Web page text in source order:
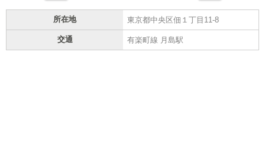
所在地 東京都中央区佃１丁目11-8
交通 有楽町線 月島駅